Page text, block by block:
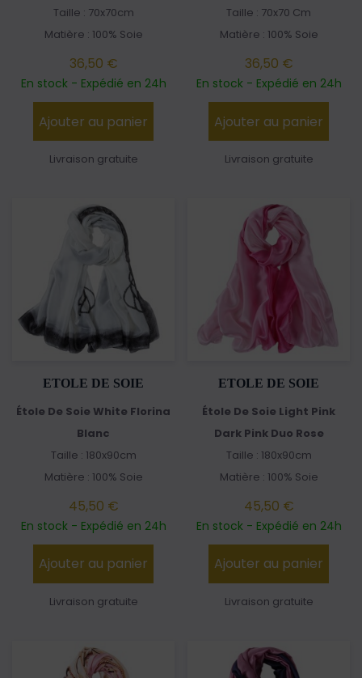
Taille : 70x70cm
Matière : 100% Soie
36,50 €
En stock - Expédié en 24h
Ajouter au panier
Livraison gratuite
Taille : 70x70 Cm
Matière : 100% Soie
36,50 €
En stock - Expédié en 24h
Ajouter au panier
Livraison gratuite
ETOLE DE SOIE
Étole De Soie White Florina
Blanc
Taille : 180x90cm
Matière : 100% Soie
45,50 €
En stock - Expédié en 24h
Ajouter au panier
Livraison gratuite
ETOLE DE SOIE
Étole De Soie Light Pink
Dark Pink Duo Rose
Taille : 180x90cm
Matière : 100% Soie
45,50 €
En stock - Expédié en 24h
Ajouter au panier
Livraison gratuite